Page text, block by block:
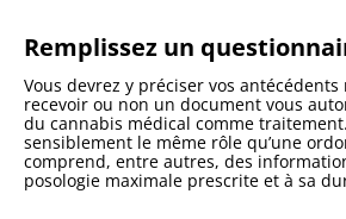
Remplissez un
Vous devrez y préciser vos
recevoir ou non un document vous
du cannabis médical comme
sensiblement le même rôle qu’une
comprend, entre autres, des
posologie maximale prescrite et à sa